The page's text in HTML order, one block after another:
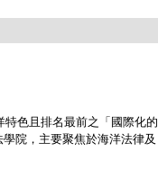
色且排名最前之「國際化的
院，主要聚焦於海洋法律及